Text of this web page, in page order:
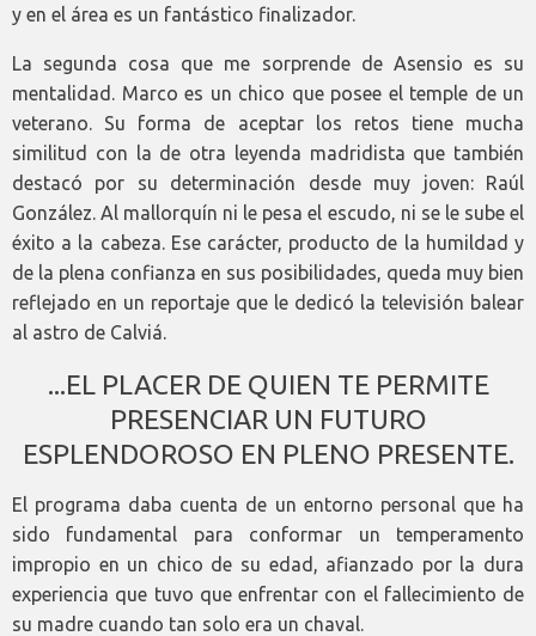
y en el área es un fantástico finalizador.
La segunda cosa que me sorprende de Asensio es su
mentalidad. Marco es un chico que posee el temple de un
veterano. Su forma de aceptar los retos tiene mucha
similitud con la de otra leyenda madridista que también
destacó por su determinación desde muy joven: Raúl
González. Al mallorquín ni le pesa el escudo, ni se le sube el
éxito a la cabeza. Ese carácter, producto de la humildad y
de la plena confianza en sus posibilidades, queda muy bien
reflejado en un reportaje que le dedicó la televisión balear
al astro de Calviá.
...EL PLACER DE QUIEN TE PERMITE
PRESENCIAR UN FUTURO
ESPLENDOROSO EN PLENO PRESENTE.
El programa daba cuenta de un entorno personal que ha
sido fundamental para conformar un temperamento
impropio en un chico de su edad, afianzado por la dura
experiencia que tuvo que enfrentar con el fallecimiento de
su madre cuando tan solo era un chaval.